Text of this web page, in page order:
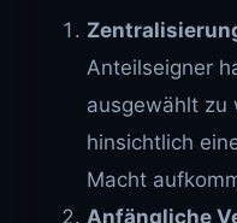
Anteilseigner
ausgewählt zu
hinsichtlich
Macht
Anfängliche